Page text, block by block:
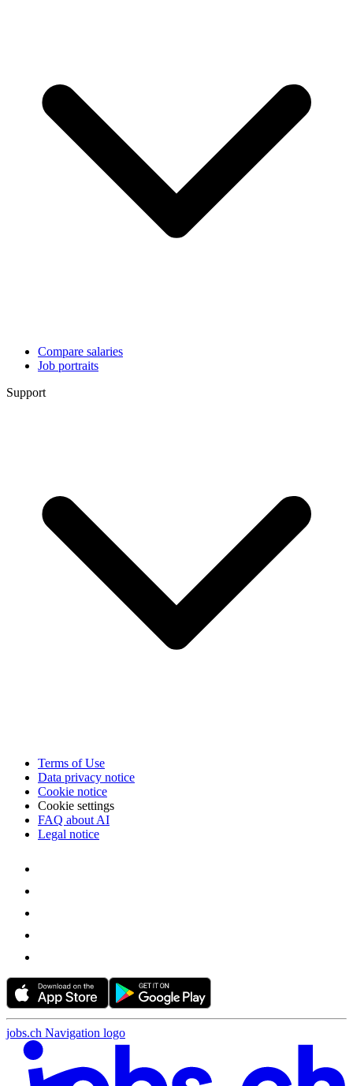
Compare salaries
Job portraits
Support
Terms of Use
Data privacy notice
Cookie notice
Cookie settings
FAQ about AI
Legal notice
jobs.ch Navigation logo